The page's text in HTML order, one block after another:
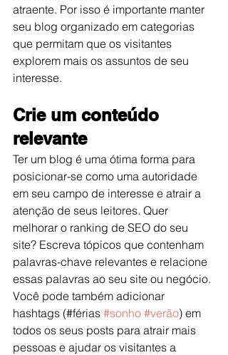
atraente. Por isso é importante manter
seu blog organizado em categorias
que permitam que os visitantes
explorem mais os assuntos de seu
interesse.
Crie um conteúdo
relevante
Ter um blog é uma ótima forma para
posicionar-se como uma autoridade
em seu campo de interesse e atrair a
atenção de seus leitores. Quer
melhorar o ranking de SEO do seu
site? Escreva tópicos que contenham
palavras-chave relevantes e relacione
essas palavras ao seu site ou negócio.
Você pode também adicionar
hashtags (#férias #sonho #verão) em
todos os seus posts para atrair mais
pessoas e ajudar os visitantes a